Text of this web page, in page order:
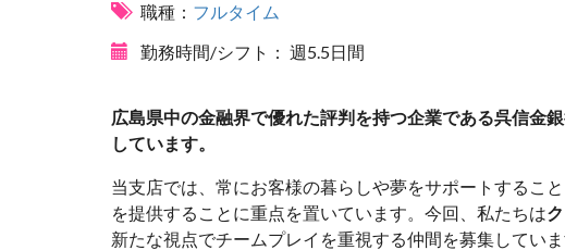
職種： フルタイム
勤務時間/シフト： 週5.5日間
広島県中の金融界で優れた評判を持つ企業である呉信金
しています。
当支店では、常にお客様の暮らしや夢をサポートするこ
を提供することに重点を置いています。今回、私たちは
新たな視点でチームプレイを重視する仲間を募集していま